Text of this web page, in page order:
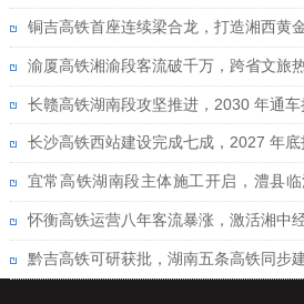
城区高铁
铜吉高铁首座连续梁合龙，打造湘西黄
渝厦高铁湘渝段客流破千万，跨省文旅
长赣高铁湖南段攻坚推进，2030 年通
长沙高铁西站建设完成七成，2027 年底
宜常高铁湖南段主体施工开启，澧县
铁时代
怀衡高铁运营八年客流暴涨，激活湘中
黔吉高铁可研获批，湖南五条高铁同步